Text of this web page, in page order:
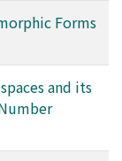
Forms
and its